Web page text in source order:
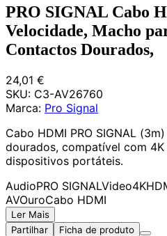
PRO SIGNAL Cabo
Velocidade, Macho
Contactos Dourados,
24,01 €
SKU: C3-AV26760
Marca: Pro Signal
Cabo HDMI PRO SIGNAL
dourados, compatível com
dispositivos portáteis.
AudioPRO SIGNALVideo4K
AVOuroCabo HDMI
Ler Mais
Partilhar
Ficha de produto